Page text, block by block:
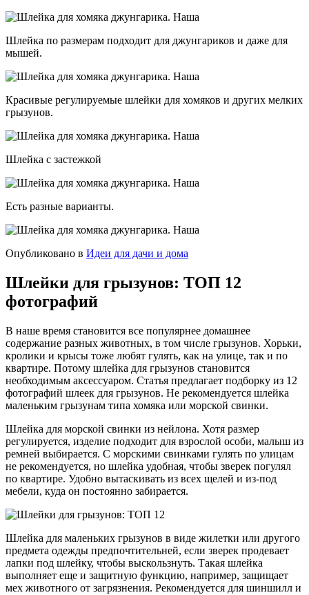
Шлейка по размерам подходит для джунгариков и даже для
мышей.
Красивые регулируемые шлейки для хомяков и других мелких
грызунов.
Шлейка с застежкой
Есть разные варианты.
Опубликовано в Идеи для дачи и дома
Шлейки для грызунов: ТОП 12
фотографий
В наше время становится все популярнее домашнее
содержание разных животных, в том числе грызунов. Хорьки,
кролики и крысы тоже любят гулять, как на улице, так и по
квартире. Потому шлейка для грызунов становится
необходимым аксессуаром. Статья предлагает подборку из 12
фотографий шлеек для грызунов. Не рекомендуется шлейка
маленьким грызунам типа хомяка или морской свинки.
Шлейка для морской свинки из нейлона. Хотя размер
регулируется, изделие подходит для взрослой особи, малыш из
ремней выбирается. С морскими свинками гулять по улицам
не рекомендуется, но шлейка удобная, чтобы зверек погулял
по квартире. Удобно вытаскивать из всех щелей и из-под
мебели, куда он постоянно забирается.
Шлейка для маленьких грызунов в виде жилетки или другого
предмета одежды предпочтительней, если зверек продевает
лапки под шлейку, чтобы выскользнуть. Такая шлейка
выполняет еще и защитную функцию, например, защищает
мех животного от загрязнения. Рекомендуется для шиншилл и